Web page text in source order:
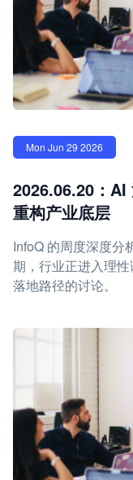
Mon Jun 29 2026
2026.06.20：
重构产业底层
InfoQ 的周度深度分
期，行业正进入理
落地路径的讨论。